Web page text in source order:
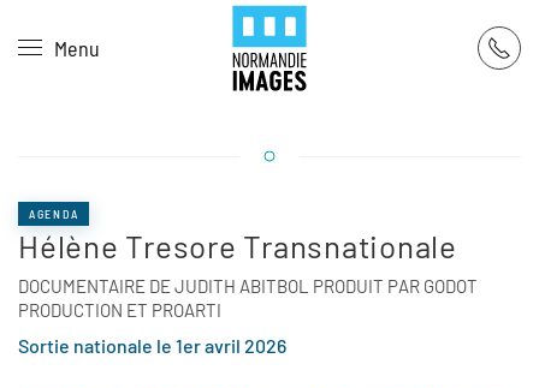
Skip to main content
Menu
AGENDA
Hélène Tresore Transnationale
DOCUMENTAIRE DE JUDITH ABITBOL PRODUIT PAR GODOT
PRODUCTION ET PROARTI
Sortie nationale le 1er avril 2026
Panneau de gestion des cookies